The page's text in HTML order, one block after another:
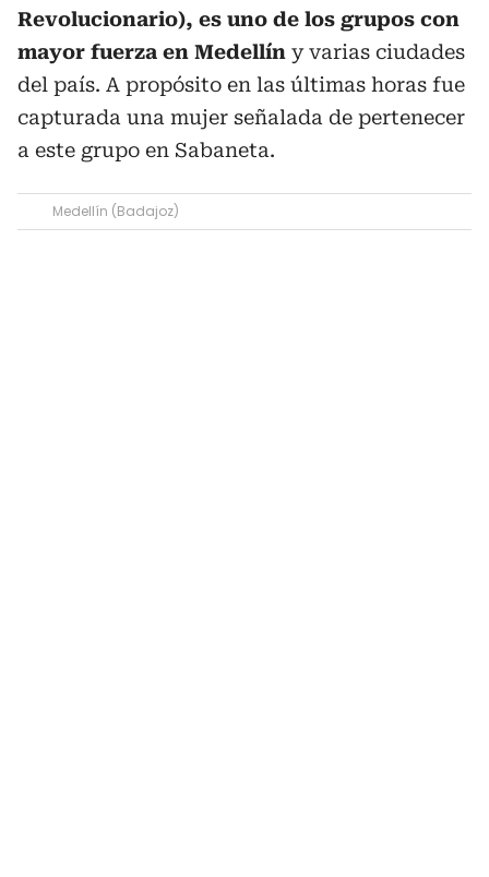
Revolucionario), es uno de los grupos con
mayor fuerza en Medellín y varias ciudades
del país. A propósito en las últimas horas fue
capturada una mujer señalada de pertenecer
a este grupo en Sabaneta.
Medellín (Badajoz)